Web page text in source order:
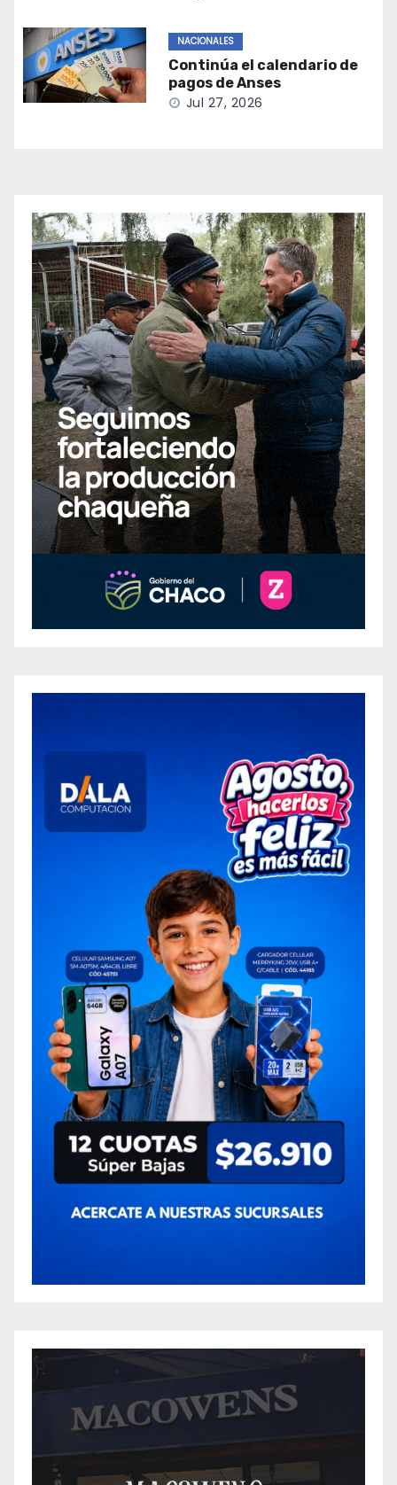
NACIONALES
Continúa el calendario de
pagos de Anses
Jul 27, 2026